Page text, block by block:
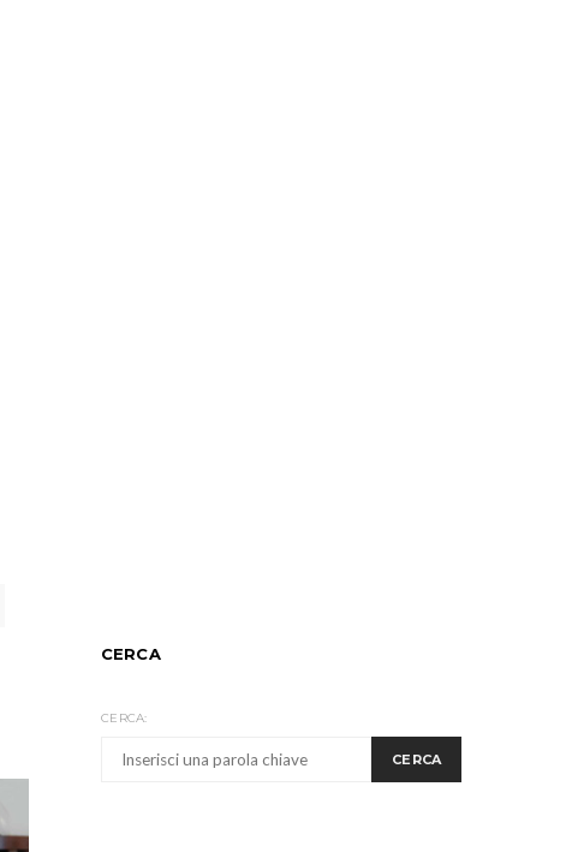
CERCA
CERCA:
CERCA